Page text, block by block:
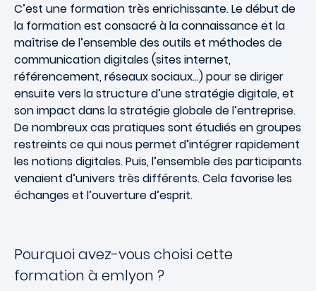
C’est une formation très enrichissante. Le début de
la formation est consacré à la connaissance et la
maîtrise de l’ensemble des outils et méthodes de
communication digitales (sites internet,
référencement, réseaux sociaux…) pour se diriger
ensuite vers la structure d’une stratégie digitale, et
son impact dans la stratégie globale de l’entreprise.
De nombreux cas pratiques sont étudiés en groupes
restreints ce qui nous permet d’intégrer rapidement
les notions digitales. Puis, l’ensemble des participants
venaient d’univers très différents. Cela favorise les
échanges et l’ouverture d’esprit.
Pourquoi avez-vous choisi cette
formation à emlyon ?